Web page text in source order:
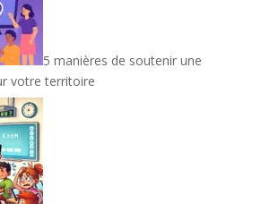
5 manières de soutenir une
votre territoire